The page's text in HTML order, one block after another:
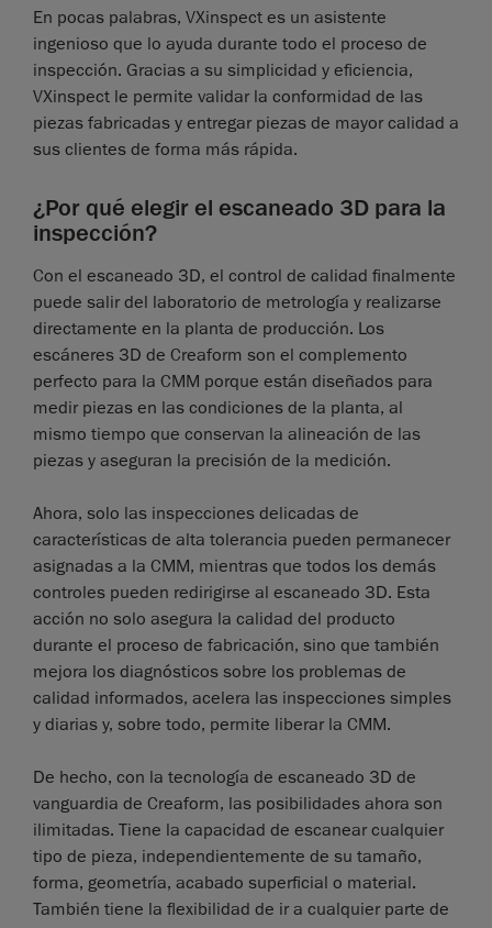
En pocas palabras, VXinspect es un asistente
ingenioso que lo ayuda durante todo el proceso de
inspección. Gracias a su simplicidad y eficiencia,
VXinspect le permite validar la conformidad de las
piezas fabricadas y entregar piezas de mayor calidad a
sus clientes de forma más rápida.
¿Por qué elegir el escaneado 3D para la
inspección?
Con el escaneado 3D, el control de calidad finalmente
puede salir del laboratorio de metrología y realizarse
directamente en la planta de producción. Los
escáneres 3D de Creaform son el complemento
perfecto para la CMM porque están diseñados para
medir piezas en las condiciones de la planta, al
mismo tiempo que conservan la alineación de las
piezas y aseguran la precisión de la medición.
Ahora, solo las inspecciones delicadas de
características de alta tolerancia pueden permanecer
asignadas a la CMM, mientras que todos los demás
controles pueden redirigirse al escaneado 3D. Esta
acción no solo asegura la calidad del producto
durante el proceso de fabricación, sino que también
mejora los diagnósticos sobre los problemas de
calidad informados, acelera las inspecciones simples
y diarias y, sobre todo, permite liberar la CMM.
De hecho, con la tecnología de escaneado 3D de
vanguardia de Creaform, las posibilidades ahora son
ilimitadas. Tiene la capacidad de escanear cualquier
tipo de pieza, independientemente de su tamaño,
forma, geometría, acabado superficial o material.
También tiene la flexibilidad de ir a cualquier parte de